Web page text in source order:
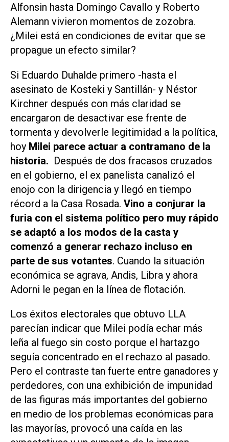
Alfonsin hasta Domingo Cavallo y Roberto
Alemann vivieron momentos de zozobra.
¿Milei está en condiciones de evitar que se
propague un efecto similar?
Si Eduardo Duhalde primero -hasta el
asesinato de Kosteki y Santillán- y Néstor
Kirchner después con más claridad se
encargaron de desactivar ese frente de
tormenta y devolverle legitimidad a la política,
hoy Milei parece actuar a contramano de la
historia. Después de dos fracasos cruzados
en el gobierno, el ex panelista canalizó el
enojo con la dirigencia y llegó en tiempo
récord a la Casa Rosada. Vino a conjurar la
furia con el sistema político pero muy rápido
se adaptó a los modos de la casta y
comenzó a generar rechazo incluso en
parte de sus votantes. Cuando la situación
económica se agrava, Andis, Libra y ahora
Adorni le pegan en la línea de flotación.
Los éxitos electorales que obtuvo LLA
parecían indicar que Milei podía echar más
leña al fuego sin costo porque el hartazgo
seguía concentrado en el rechazo al pasado.
Pero el contraste tan fuerte entre ganadores y
perdedores, con una exhibición de impunidad
de las figuras más importantes del gobierno
en medio de los problemas económicas para
las mayorías, provocó una caída en las